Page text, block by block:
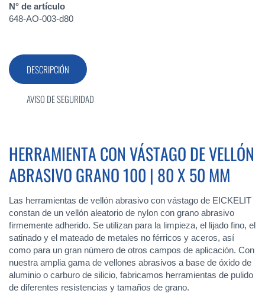
N° de artículo
648-AO-003-d80
DESCRIPCIÓN
HERRAMIENTA CON VÁSTAGO DE VELLÓN
ABRASIVO GRANO 100 | 80 X 50 MM
Las herramientas de vellón abrasivo con vástago de EICKELIT
constan de un vellón aleatorio de nylon con grano abrasivo
firmemente adherido. Se utilizan para la limpieza, el lijado fino, el
satinado y el mateado de metales no férricos y aceros, así
como para un gran número de otros campos de aplicación. Con
nuestra amplia gama de vellones abrasivos a base de óxido de
aluminio o carburo de silicio, fabricamos herramientas de pulido
de diferentes resistencias y tamaños de grano.
AVISO DE SEGURIDAD